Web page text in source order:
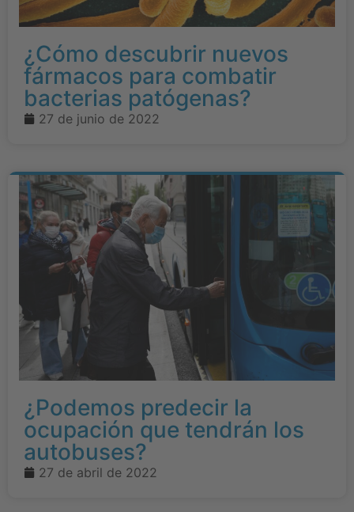
¿Cómo descubrir nuevos
fármacos para combatir
bacterias patógenas?
27 de junio de 2022
¿Podemos predecir la
ocupación que tendrán los
autobuses?
27 de abril de 2022